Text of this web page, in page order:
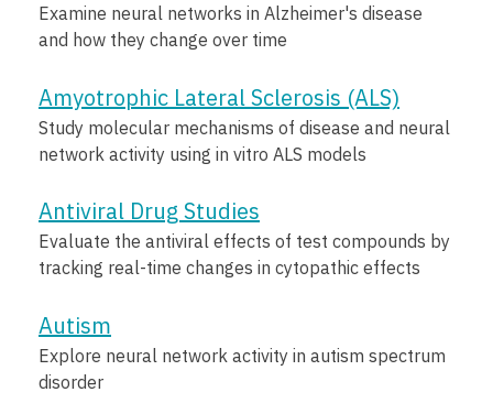
Examine neural networks in Alzheimer's disease
and how they change over time
Amyotrophic Lateral Sclerosis (ALS)
Study molecular mechanisms of disease and neural
network activity using in vitro ALS models
Antiviral Drug Studies
Evaluate the antiviral effects of test compounds by
tracking real-time changes in cytopathic effects
Autism
Explore neural network activity in autism spectrum
disorder